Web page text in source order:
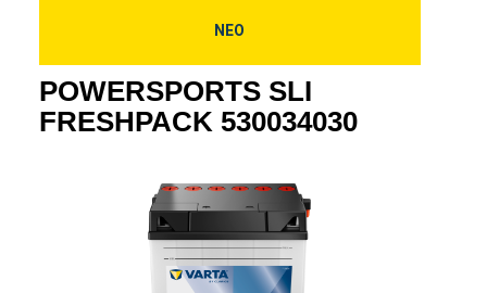
ΝΕΟ
POWERSPORTS SLI
FRESHPACK 530034030